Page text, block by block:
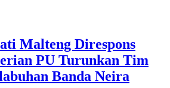
Malteng Direspons
PU Turunkan Tim
Banda Neira